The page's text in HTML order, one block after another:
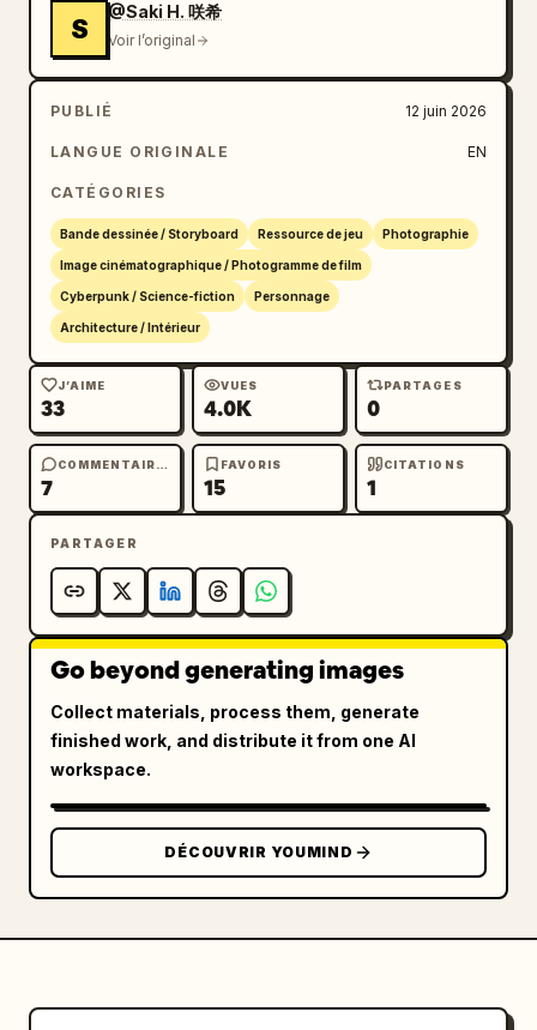
S
@Saki H. 咲希
Voir l’original
PUBLIÉ 12 juin 2026
LANGUE ORIGINALE EN
CATÉGORIES
Bande dessinée / Storyboard Ressource de jeu Photographie
Image cinématographique / Photogramme de film
Cyberpunk / Science-fiction Personnage
Architecture / Intérieur
J’AIME
33
VUES
4.0K
PARTAGES
0
COMMENTAIRES
7
FAVORIS
15
CITATIONS
1
PARTAGER
Go beyond generating images
Collect materials, process them, generate
finished work, and distribute it from one AI
workspace.
DÉCOUVRIR YOUMIND